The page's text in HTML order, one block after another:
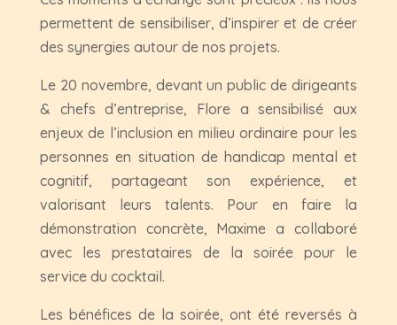
permettent de sensibiliser, d’inspirer et de créer
des synergies autour de nos projets.
Le 20 novembre, devant un public de dirigeants
& chefs d’entreprise, Flore a sensibilisé aux
enjeux de l’inclusion en milieu ordinaire pour les
personnes en situation de handicap mental et
cognitif, partageant son expérience, et
valorisant leurs talents. Pour en faire la
démonstration concrète, Maxime a collaboré
avec les prestataires de la soirée pour le
service du cocktail.
Les bénéfices de la soirée, ont été reversés à